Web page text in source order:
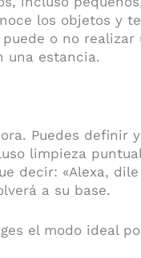
los objetos y
o no
una estancia.
Puedes definir
limpieza
decir: «Alexa,
a su base.
el modo ideal